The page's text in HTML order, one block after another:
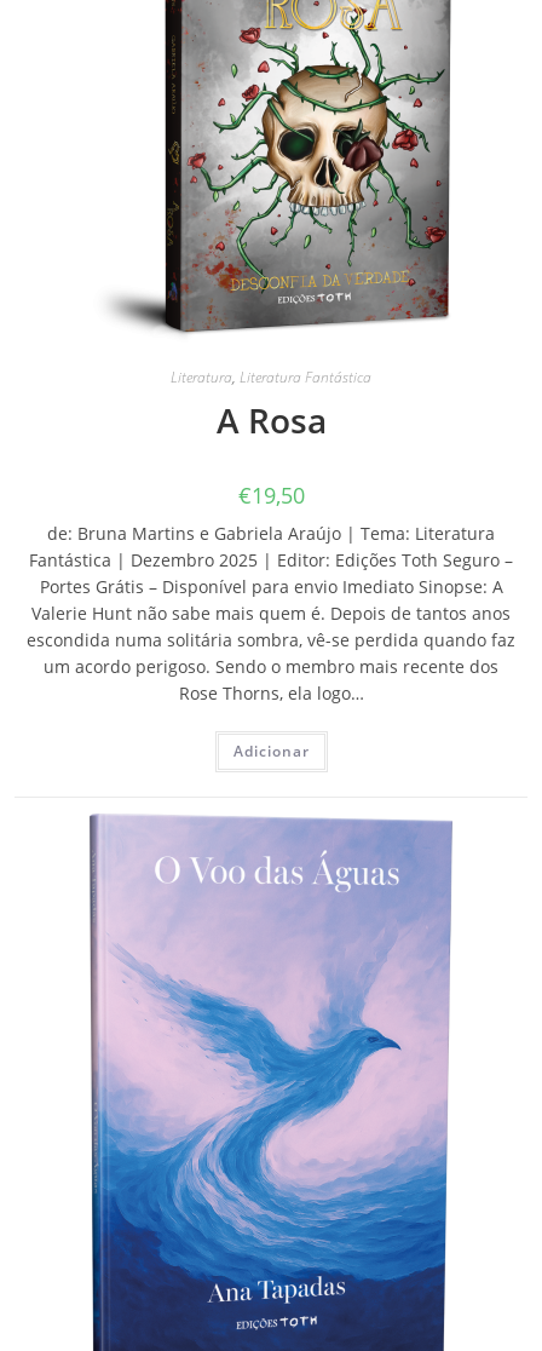
Literatura, Literatura Fantástica
A Rosa
€19,50
de: Bruna Martins e Gabriela Araújo | Tema: Literatura
Fantástica | Dezembro 2025 | Editor: Edições Toth Seguro –
Portes Grátis – Disponível para envio Imediato Sinopse: A
Valerie Hunt não sabe mais quem é. Depois de tantos anos
escondida numa solitária sombra, vê-se perdida quando faz
um acordo perigoso. Sendo o membro mais recente dos
Rose Thorns, ela logo…
Adicionar